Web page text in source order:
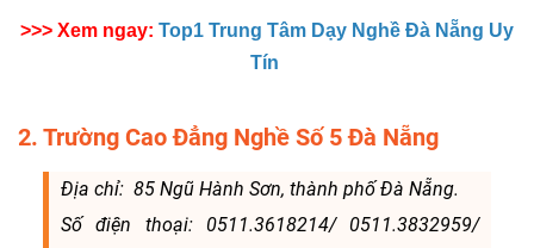
>>> Xem ngay: Top1 Trung Tâm Dạy Nghề Đà Nẵng Uy
Tín
2. Trường Cao Đẳng Nghề Số 5 Đà Nẵng
Địa chỉ: 85 Ngũ Hành Sơn, thành phố Đà Nẵng.
Số điện thoại: 0511.3618214/ 0511.3832959/